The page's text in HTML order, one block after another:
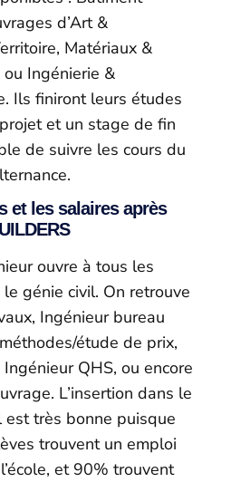
d’Art &
Matériaux &
Ingénierie &
Ils finiront leurs études
et un stage de fin
de suivre les cours du
et les salaires après
ouvre à tous les
génie civil. On retrouve
Ingénieur bureau
étude de prix,
QHS, ou encore
L’insertion dans le
très bonne puisque
trouvent un emploi
et 90% trouvent